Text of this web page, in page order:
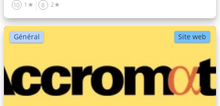
10 1★ 8 2★
Général Site web